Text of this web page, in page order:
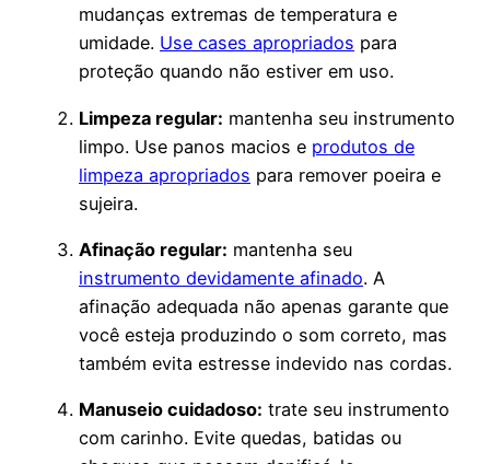
mudanças extremas de temperatura e
umidade. Use cases apropriados para
proteção quando não estiver em uso.
Limpeza regular: mantenha seu instrumento
limpo. Use panos macios e produtos de
limpeza apropriados para remover poeira e
sujeira.
Afinação regular: mantenha seu
instrumento devidamente afinado. A
afinação adequada não apenas garante que
você esteja produzindo o som correto, mas
também evita estresse indevido nas cordas.
Manuseio cuidadoso: trate seu instrumento
com carinho. Evite quedas, batidas ou